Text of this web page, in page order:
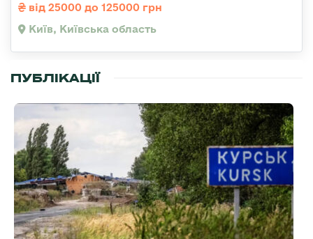
від 25000 до 125000 грн
Київ, Київська область
ПУБЛІКАЦІЇ